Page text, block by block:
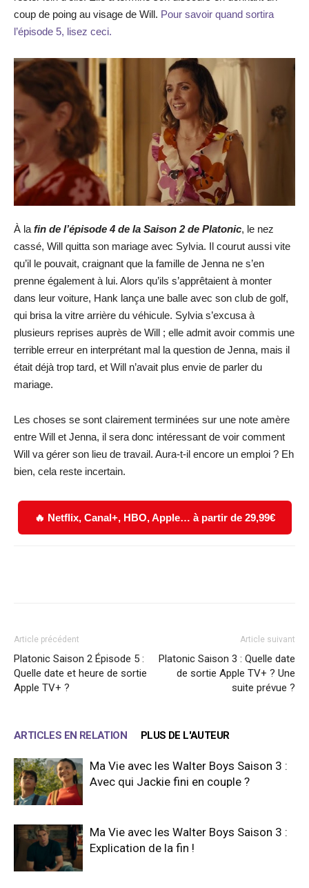
coup de poing au visage de Will. Pour savoir quand sortira
l’épisode 5, lisez ceci.
À la fin de l’épisode 4 de la Saison 2 de Platonic, le nez
cassé, Will quitta son mariage avec Sylvia. Il courut aussi vite
qu’il le pouvait, craignant que la famille de Jenna ne s’en
prenne également à lui. Alors qu’ils s’apprêtaient à monter
dans leur voiture, Hank lança une balle avec son club de golf,
qui brisa la vitre arrière du véhicule. Sylvia s’excusa à
plusieurs reprises auprès de Will ; elle admit avoir commis une
terrible erreur en interprétant mal la question de Jenna, mais il
était déjà trop tard, et Will n’avait plus envie de parler du
mariage.
Les choses se sont clairement terminées sur une note amère
entre Will et Jenna, il sera donc intéressant de voir comment
Will va gérer son lieu de travail. Aura-t-il encore un emploi ? Eh
bien, cela reste incertain.
🔥 Netflix, Canal+, HBO, Apple… à partir de 29,99€
Article précédent
Platonic Saison 2 Épisode 5 :
Quelle date et heure de sortie
Apple TV+ ?
Article suivant
Platonic Saison 3 : Quelle date
de sortie Apple TV+ ? Une
suite prévue ?
ARTICLES EN RELATION PLUS DE L'AUTEUR
Ma Vie avec les Walter Boys Saison 3 :
Avec qui Jackie fini en couple ?
Ma Vie avec les Walter Boys Saison 3 :
Explication de la fin !